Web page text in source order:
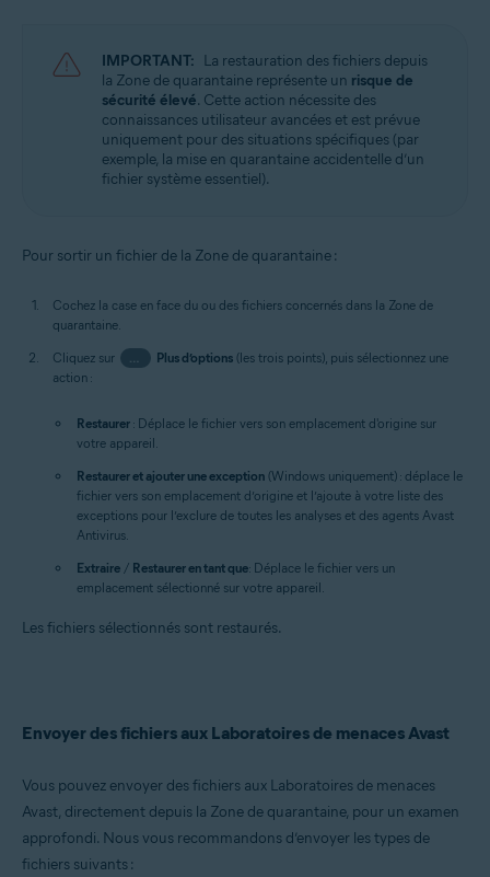
IMPORTANT: La restauration des fichiers depuis
la Zone de quarantaine représente un risque de
sécurité élevé. Cette action nécessite des
connaissances utilisateur avancées et est prévue
uniquement pour des situations spécifiques (par
exemple, la mise en quarantaine accidentelle d’un
fichier système essentiel).
Pour sortir un fichier de la Zone de quarantaine :
Cochez la case en face du ou des fichiers concernés dans la Zone de
quarantaine.
Cliquez sur
… Plus d’options(les trois points), puis sélectionnez une
action :
Restaurer : Déplace le fichier vers son emplacement d'origine sur
votre appareil.
Restaurer et ajouter une exception (Windows uniquement) : déplace le
fichier vers son emplacement d’origine et l’ajoute à votre liste des
exceptions pour l’exclure de toutes les analyses et des agents Avast
Antivirus.
Extraire / Restaurer en tant que: Déplace le fichier vers un
emplacement sélectionné sur votre appareil.
Les fichiers sélectionnés sont restaurés.
Envoyer des fichiers aux Laboratoires de menaces Avast
Vous pouvez envoyer des fichiers aux Laboratoires de menaces
Avast, directement depuis la Zone de quarantaine, pour un examen
approfondi. Nous vous recommandons d’envoyer les types de
fichiers suivants :